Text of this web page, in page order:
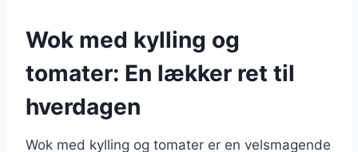
Wok med kylling og
tomater: En lækker ret til
hverdagen
Wok med kylling og tomater er en velsmagende